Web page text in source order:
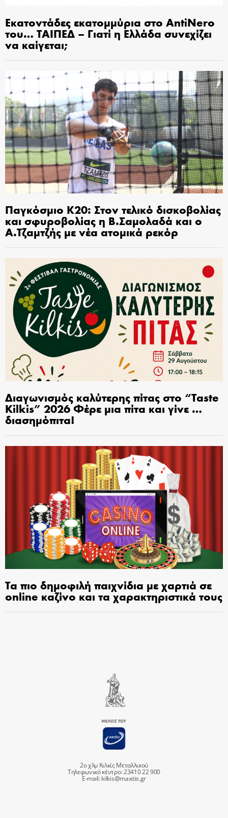
Εκατοντάδες εκατομμύρια στο AntiNero
του… ΤΑΙΠΕΔ – Γιατί η Ελλάδα συνεχίζει
να καίγεται;
Παγκόσμιο Κ20: Στον τελικό δισκοβολίας
και σφυροβολίας η Β.Σαμολαδά και ο
Α.Τζαμτζής με νέα ατομικά ρεκόρ
Διαγωνισμός καλύτερης πίτας στο “Taste
Kilkis” 2026 Φέρε μια πίτα και γίνε …
διασημόπιτα!
Τα πιο δημοφιλή παιχνίδια με χαρτιά σε
online καζίνο και τα χαρακτηριστικά τους
2ο χλμ Κιλκίς Μεταλλικού
Τηλεφωνικό κέντρο: 23410 22 900
E-mail:kilkis@maxitis.gr